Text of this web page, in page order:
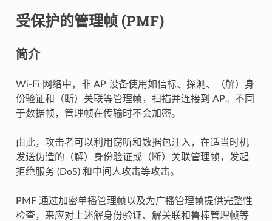
受保护的管理帧 (PMF)
简介
Wi-Fi 网络中，非 AP 设备使用如信标、探测、（解）身
份验证和（断）关联等管理帧，扫描并连接到 AP。不同
于数据帧，管理帧在传输时不会加密。
由此，攻击者可以利用窃听和数据包注入，在适当时机
发送伪造的（解）身份验证或（断）关联管理帧，发起
拒绝服务 (DoS) 和中间人攻击等攻击。
PMF 通过加密单播管理帧以及为广播管理帧提供完整性
检查，来应对上述解身份验证、解关联和鲁棒管理帧等